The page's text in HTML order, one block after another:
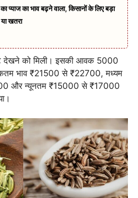
प्याज का भाव बढ़ने वाला, किसानों के लिए बड़ा
या खतरा
देखने को मिली। इसकी आवक 5000
भाव ₹21500 से ₹22700, मध्यम
और न्यूनतम ₹15000 से ₹17000